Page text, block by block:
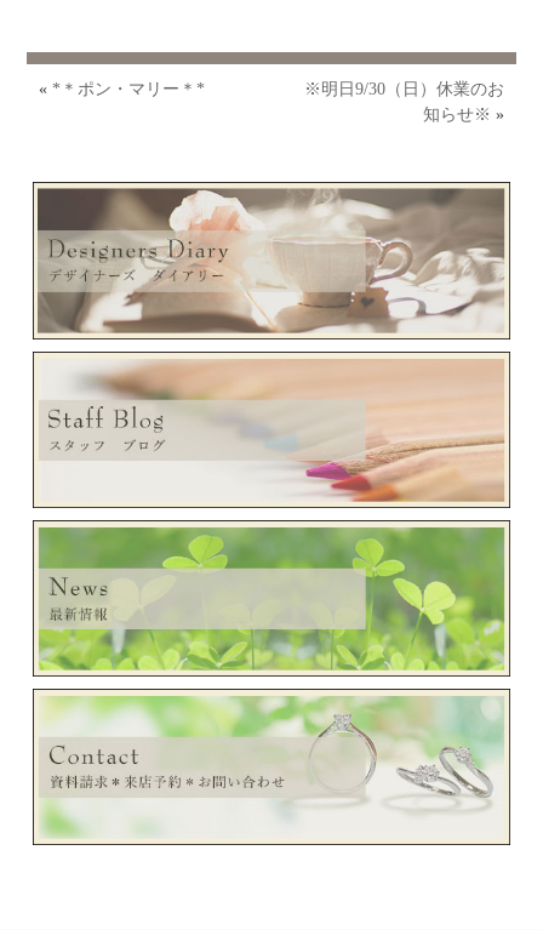
« *＊ポン・マリー＊*
※明日9/30（日）休業のお
知らせ※ »